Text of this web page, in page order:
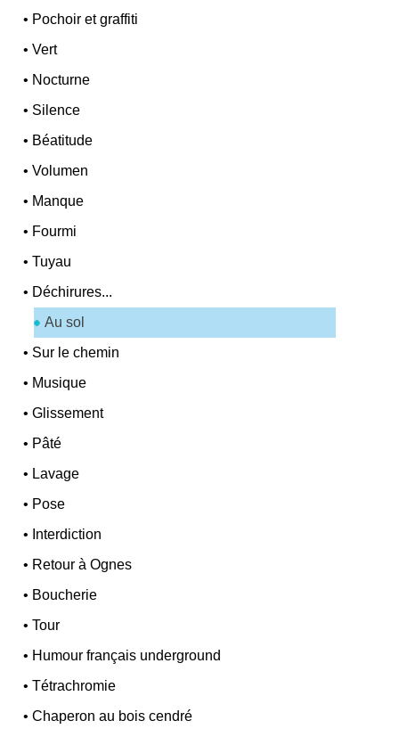
• Pochoir et graffiti
•Vert
• Nocturne
• Silence
• Béatitude
•Volumen
• Manque
• Fourmi
•Tuyau
• Déchirures...
Au sol
• Sur le chemin
• Musique
•Glissement
• Pâté
• Lavage
• Pose
• Interdiction
• Retour à Ognes
• Boucherie
•Tour
• Humour français underground
•Tétrachromie
•Chaperon au bois cendré